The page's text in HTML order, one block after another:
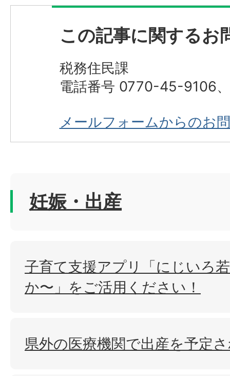
この記事に関するお
税務住民課
電話番号 0770-45-9106
メールフォームからのお
妊娠・出産
子育て支援アプリ「にじいろ
か〜」をご活用ください！
県外の医療機関で出産を予定